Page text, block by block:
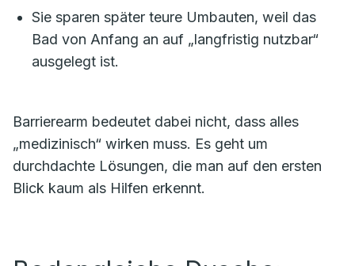
Sie sparen später teure Umbauten, weil das
Bad von Anfang an auf „langfristig nutzbar“
ausgelegt ist.
Barrierearm bedeutet dabei nicht, dass alles
„medizinisch“ wirken muss. Es geht um
durchdachte Lösungen, die man auf den ersten
Blick kaum als Hilfen erkennt.